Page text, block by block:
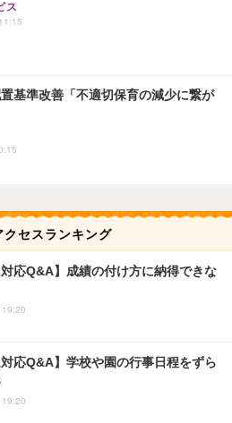
ス
基準改善「不適切保育の減少に繋が
クセスランキング
対応Q&A】成績の付け方に納得できな
対応Q&A】学校や園の行事日程をずら